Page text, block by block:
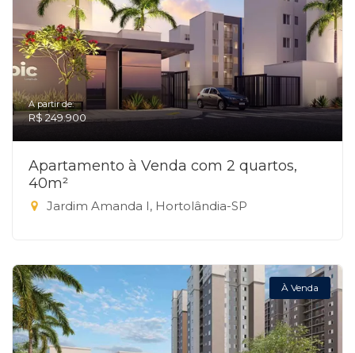
A partir de:
R$ 249.900
Apartamento à Venda com 2 quartos,
40m²
Jardim Amanda I, Hortolândia-SP
À Venda